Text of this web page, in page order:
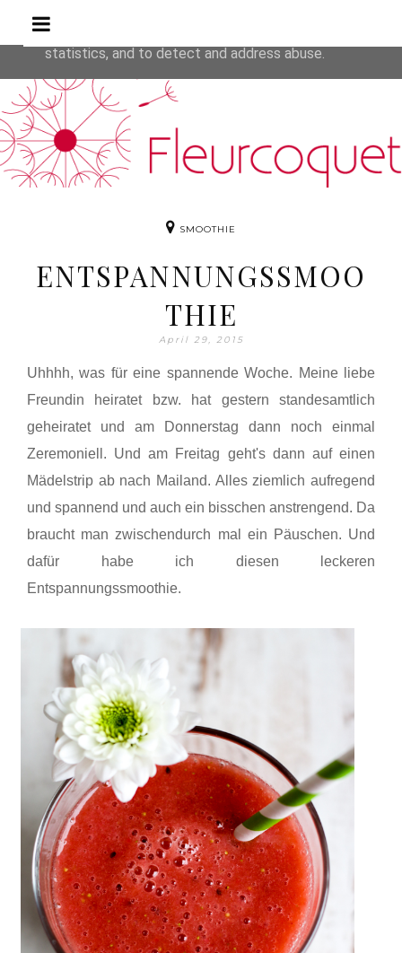
Rezepte
SMOOTHIE
ENTSPANNUNGSSMOO
THIE
April 29, 2015
Uhhhh, was für eine spannende Woche. Meine liebe
Freundin heiratet bzw. hat gestern standesamtlich
geheiratet und am Donnerstag dann noch einmal
Zeremoniell. Und am Freitag geht's dann auf einen
Mädelstrip ab nach Mailand. Alles ziemlich aufregend
und spannend und auch ein bisschen anstrengend. Da
braucht man zwischendurch mal ein Päuschen. Und
dafür habe ich diesen leckeren
Entspannungssmoothie.
This site uses cookies from Google to deliver its
statistics, and to detect and address abuse.